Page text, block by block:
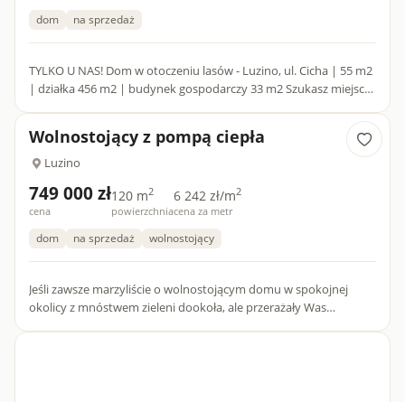
dom na sprzedaż
TYLKO U NAS! Dom w otoczeniu lasów - Luzino, ul. Cicha | 55 m2
| działka 456 m2 | budynek gospodarczy 33 m2 Szukasz miejsca,
Wolnostojący z pompą ciepła
Luzino
749 000 zł
cena
120 m2
powierzchnia
6 242 zł/m2
cena za metr
dom na sprzedaż wolnostojący
Jeśli zawsze marzyliście o wolnostojącym domu w spokojnej
okolicy z mnóstwem zieleni dookoła, ale przerażały Was